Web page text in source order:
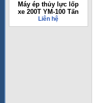
Máy ép thủy lực lốp
xe 200T YM-100 Tấn
Liên hệ